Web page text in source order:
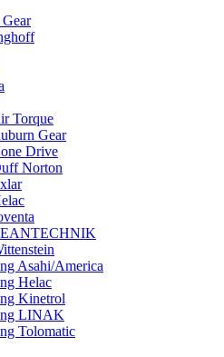
Torque
Gear
Drive
Norton
Asahi/America
Helac
Kinetrol
LINAK
Tolomatic